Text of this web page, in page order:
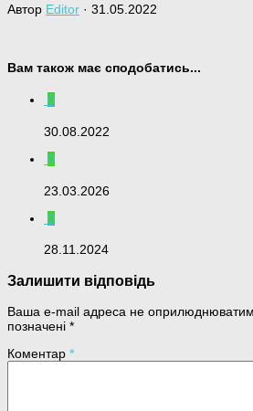
Автор Editor · 31.05.2022
Вам також має сподобатись...
0
30.08.2022
0
23.03.2026
0
28.11.2024
Залишити відповідь
Ваша e-mail адреса не
позначені *
Коментар *